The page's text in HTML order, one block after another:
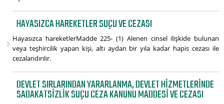
HAYASIZCA HAREKETLER SUÇU VE CEZASI
Hayasızca hareketlerMadde 225- (1) Alenen cinsel ilişkide bulunan
veya teşhircilik yapan kişi, altı aydan bir yıla kadar hapis cezası ile
cezalandırılır.
DEVLET SIRLARINDAN YARARLANMA, DEVLET HIZMETLERINDE
SADAKATSIZLIK SUÇU CEZA KANUNU MADDESI VE CEZASI